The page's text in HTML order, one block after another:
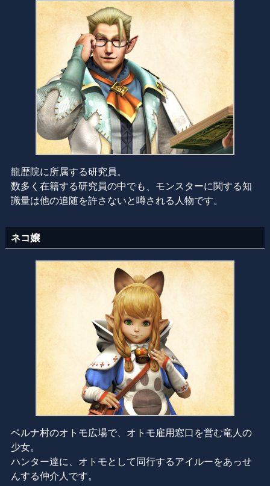
龍歴院に所属する研究員。
数多く在籍する研究員の中でも、モンスターに関する知
識量は他の追随を許さないと噂される人物です。
ネコ嬢
ベルナ村のオトモ広場で、オトモ雇用窓口を営む竜人の
少女。
ハンター達に、オトモとして同行するアイルーをあっせ
んする仲介人です。